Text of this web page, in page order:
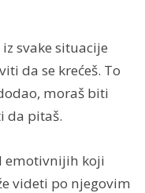
svake situacije
da se krećeš. To
moraš biti
da pitaš.
emotivnijih koji
videti po njegovim